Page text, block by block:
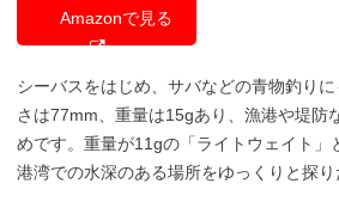
Amazonで見る
シーバスをはじめ、サバなどの青物釣り
さは77mm、重量は15gあり、漁港や堤防
めです。重量が11gの「ライトウェイト」
港湾での水深のある場所をゆっくりと探り